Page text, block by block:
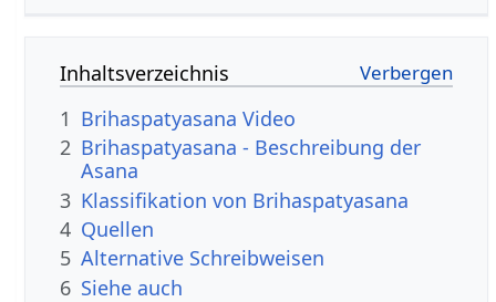
Inhaltsverzeichnis
1 Brihaspatyasana Video
2 Brihaspatyasana - Beschreibung der
Asana
3 Klassifikation von Brihaspatyasana
4 Quellen
5 Alternative Schreibweisen
6 Siehe auch